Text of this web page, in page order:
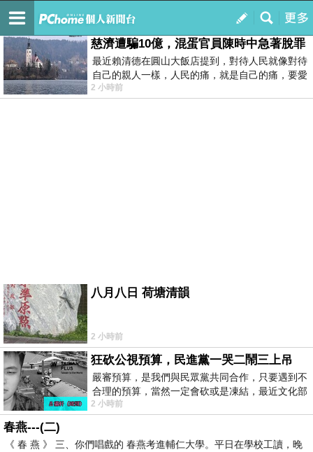
我的
最新文章
慈濟遭騙10億，混蛋官員陳時中急著脫罪
最近賴清德在圓山大飯店提到，對待人民就像對待
自己的親人一樣，人民的痛，就是自己的痛，要愛
民如親，說的這麼好聽，實際上根本沒做
2 小時前
八月八日 荷塘清韻
2 小時前
狂砍公視預算，民進黨一哭二鬧三上吊
嚴審預算，是我們與民眾黨共同合作，只要遇到不
合理的預算，當然一定會砍或是凍結，最近文化部
要編列公視和Taiwan plus預算，在110年
2 小時前
春燕---(二)
《 春 燕 》 三、你們唱戲的 春燕考進輔仁大學。平日在學校工讀，晚